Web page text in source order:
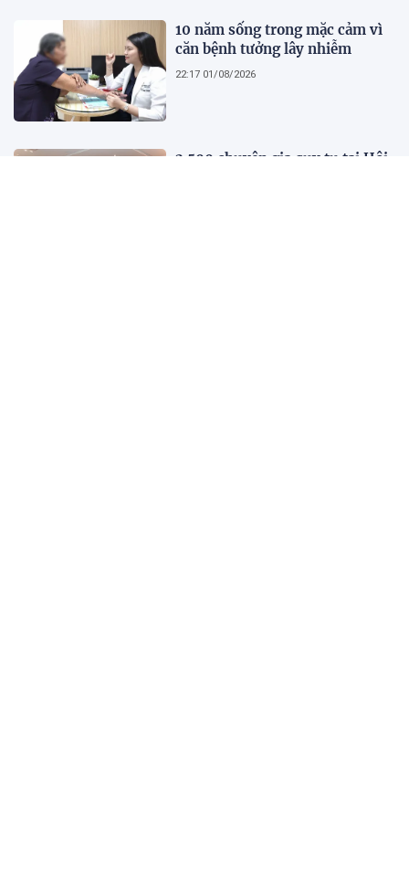
10 năm sống trong mặc cảm vì
căn bệnh tưởng lây nhiễm
22:17 01/08/2026
2.500 chuyên gia quy tụ tại Hội